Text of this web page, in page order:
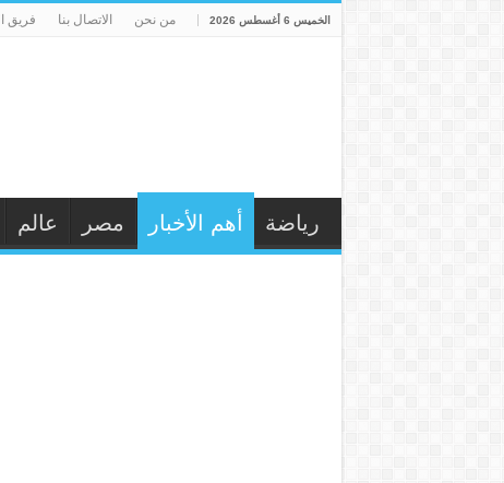
الخميس 6 أغسطس 2026 من نحن الاتصال بنا فريق
رياضة أهم الأخبار مصر عالم